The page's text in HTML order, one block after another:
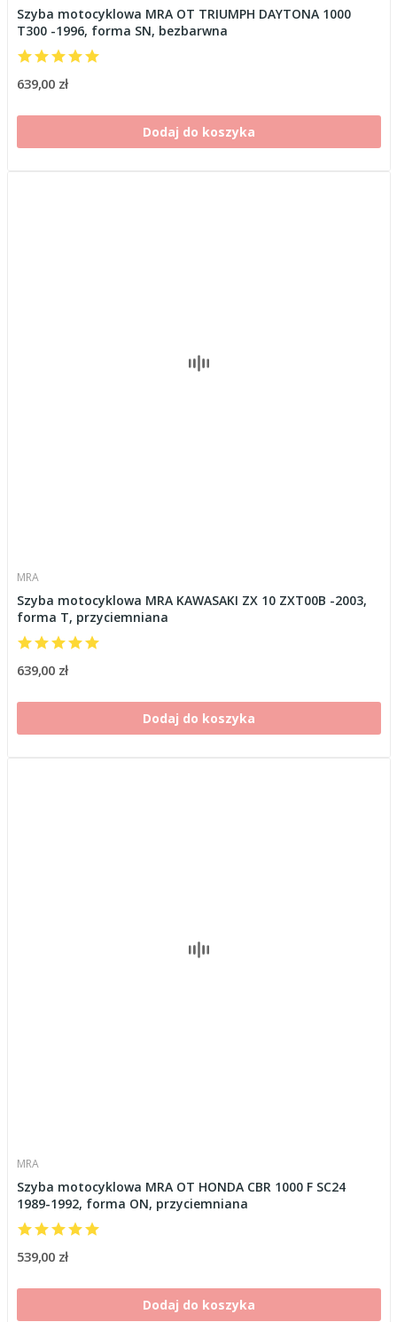
Szyba motocyklowa MRA OT TRIUMPH DAYTONA 1000
T300 -1996, forma SN, bezbarwna
639,00 zł
Dodaj do koszyka
MRA
Szyba motocyklowa MRA KAWASAKI ZX 10 ZXT00B -2003,
forma T, przyciemniana
639,00 zł
Dodaj do koszyka
MRA
Szyba motocyklowa MRA OT HONDA CBR 1000 F SC24
1989-1992, forma ON, przyciemniana
539,00 zł
Dodaj do koszyka